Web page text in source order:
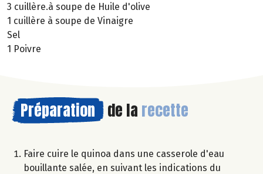
3 cuillère.à soupe de Huile d'olive
1 cuillère à soupe de Vinaigre
Sel
1 Poivre
Préparation de la recette
Faire cuire le quinoa dans une casserole d'eau
bouillante salée, en suivant les indications du